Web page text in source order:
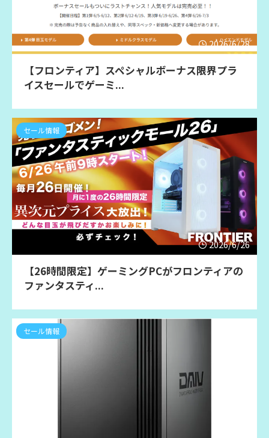
2026/6/28
【フロンティア】スペシャルボーナス限界プラ
イスセールでゲーミ...
2026/6/26
セール情報
【26時間限定】ゲーミングPCがフロンティアの
ファンタスティ...
セール情報